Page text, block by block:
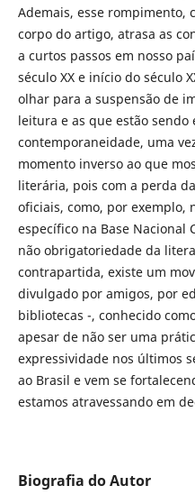
Ademais, esse rompimento,
corpo do artigo, atrasa as
a curtos passos em nosso
século XX e início do século
olhar para a suspensão de
leitura e as que estão sendo
contemporaneidade, uma
momento inverso ao que
literária, pois com a perda
oficiais, como, por exemplo,
específico na Base Nacional
não obrigatoriedade da
contrapartida, existe um
divulgado por amigos, por
bibliotecas -, conhecido
apesar de não ser uma
expressividade nos últimos
ao Brasil e vem se
estamos atravessando em
Biografia do Autor